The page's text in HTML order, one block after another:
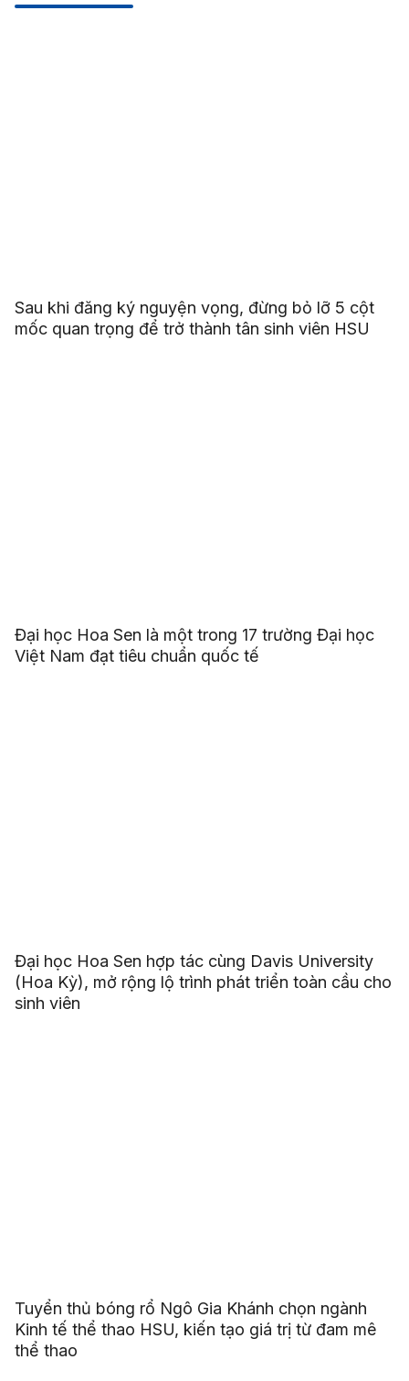
Sau khi đăng ký nguyện vọng, đừng bỏ lỡ 5 cột
mốc quan trọng để trở thành tân sinh viên HSU
Đại học Hoa Sen là một trong 17 trường Đại học
Việt Nam đạt tiêu chuẩn quốc tế
Đại học Hoa Sen hợp tác cùng Davis University
(Hoa Kỳ), mở rộng lộ trình phát triển toàn cầu cho
sinh viên
Tuyển thủ bóng rổ Ngô Gia Khánh chọn ngành
Kinh tế thể thao HSU, kiến tạo giá trị từ đam mê
thể thao